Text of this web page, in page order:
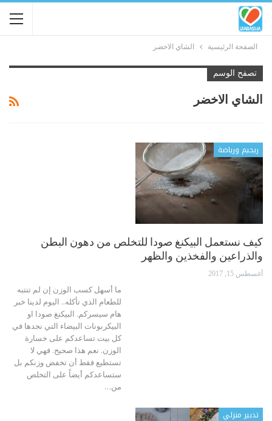
الصفحة الرئيسية الشاي الاخضر
تصفح الوسم
الشاي الاخضر
ريجيم ورياضة
كيف نستعمل البيكنغ صودا للتخلص من دهون البطن
والذراعين والفخذين والظهر
أغسطس 15, 2017
ما أسهل كسب الوزن إن لم تنتبه
للطعام الذي تأكله.. اليوم لدينا خبر
هام سيسركم. البيكنغ صودا او
البيكربونات البيضاء التي نجدها في
كل بيت تساعدكم على خسارة
الوزن. نعم هذا صحيح. فهي لا
تستطيع فقط أن تخفض وزنكم بل
ستساعدكم أيضاً على التخلص
من…
تدبير منزلي